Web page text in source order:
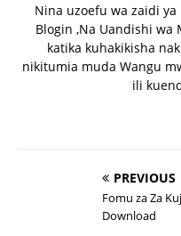
Nina uzoefu wa zaidi
Blogin ,Na Uandishi
katika kuhakikisha
nikitumia muda Wangu
ili
PREVIOUS
Fomu za Za
Download